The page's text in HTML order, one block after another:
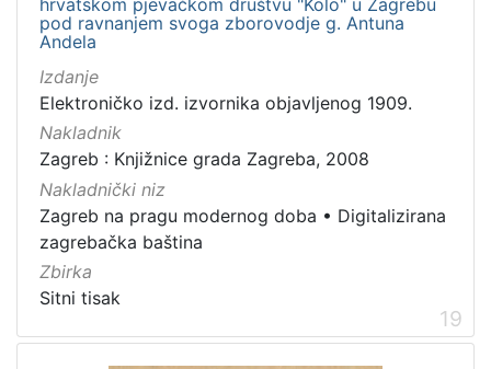
hrvatskom pjevačkom društvu "Kolo" u Zagrebu
pod ravnanjem svoga zborovodje g. Antuna
Andela
Izdanje
Elektroničko izd. izvornika objavljenog 1909.
Nakladnik
Zagreb : Knjižnice grada Zagreba, 2008
Nakladnički niz
Zagreb na pragu modernog doba • Digitalizirana
zagrebačka baština
Zbirka
Sitni tisak
19